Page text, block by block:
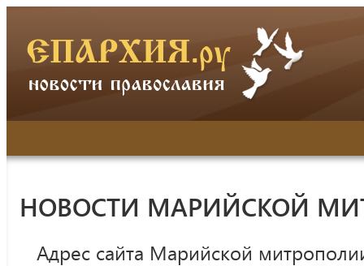
НОВОСТИ МАРИЙСКОЙ
Адрес сайта Марийской